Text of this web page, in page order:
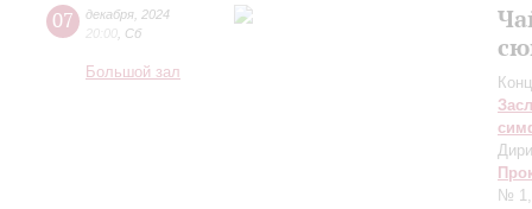
07 декабря 2024
20:00 Сб
Большой зал
№ 1,